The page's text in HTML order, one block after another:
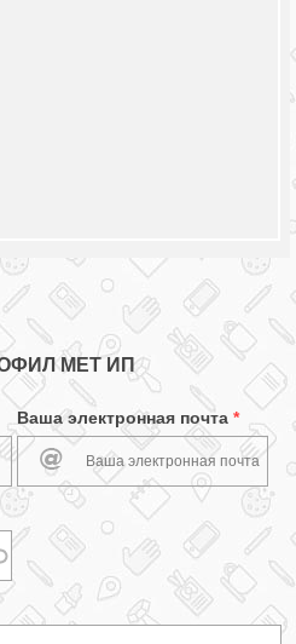
МЕТ ИП
Ваша электронная почта *